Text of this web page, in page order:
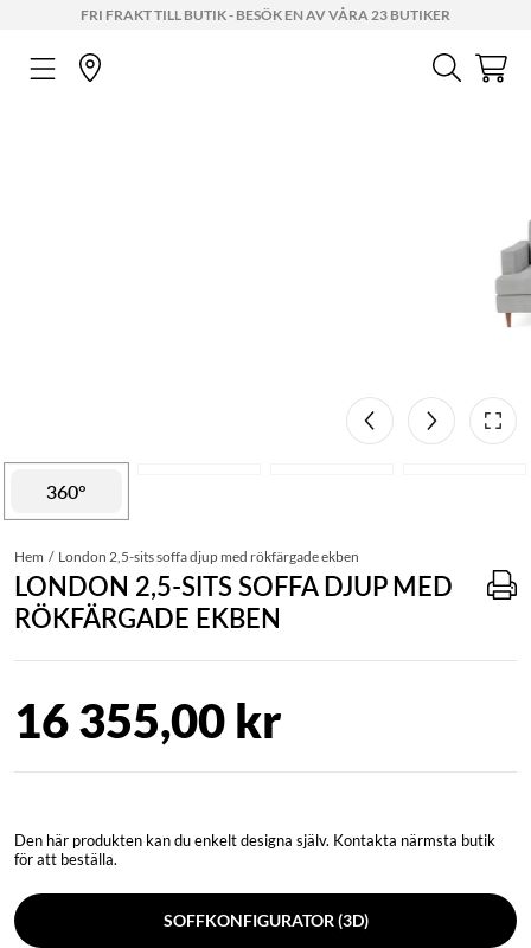
FRI FRAKT TILL BUTIK - BESÖK EN AV VÅRA 23 BUTIKER
360°
Hem London 2,5-sits soffa djup med rökfärgade ekben
LONDON 2,5-SITS SOFFA DJUP MED
RÖKFÄRGADE EKBEN
16 355,00 kr
Den här produkten kan du enkelt designa själv. Kontakta närmsta butik
för att beställa.
SOFFKONFIGURATOR (3D)